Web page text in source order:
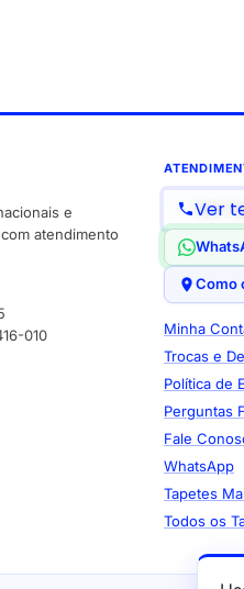
e
atendimento
010
Ver
Como
Minha
Trocas e
Política de
Perguntas
Fale
WhatsApp
Tapetes
Todos os